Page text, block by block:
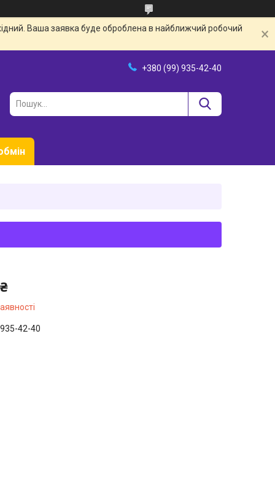
Ваша заявка буде оброблена в найближчий робочий
+380 (99) 935-42-40
42-40